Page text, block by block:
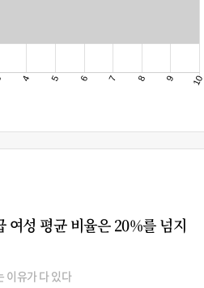
4 5 6 7 8 9 10
여성 평균 비율은 20%를 넘지
이유가 다 있다